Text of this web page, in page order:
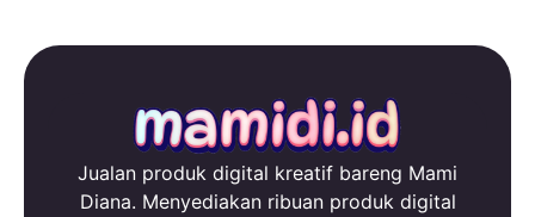
Jualan produk digital kreatif bareng Mami
Diana. Menyediakan ribuan produk digital